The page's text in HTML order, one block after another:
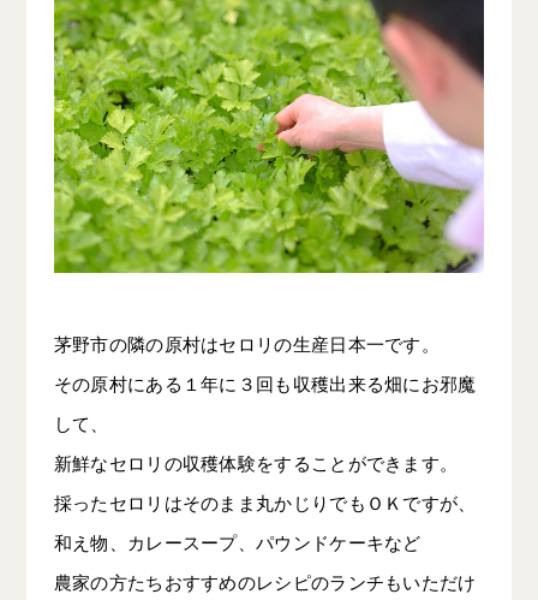
茅野市の隣の原村はセロリの生産日本一です。
その原村にある１年に３回も収穫出来る畑にお邪魔
して、
新鮮なセロリの収穫体験をすることができます。
採ったセロリはそのまま丸かじりでもＯＫですが、
和え物、カレースープ、パウンドケーキなど
農家の方たちおすすめのレシピのランチもいただけ